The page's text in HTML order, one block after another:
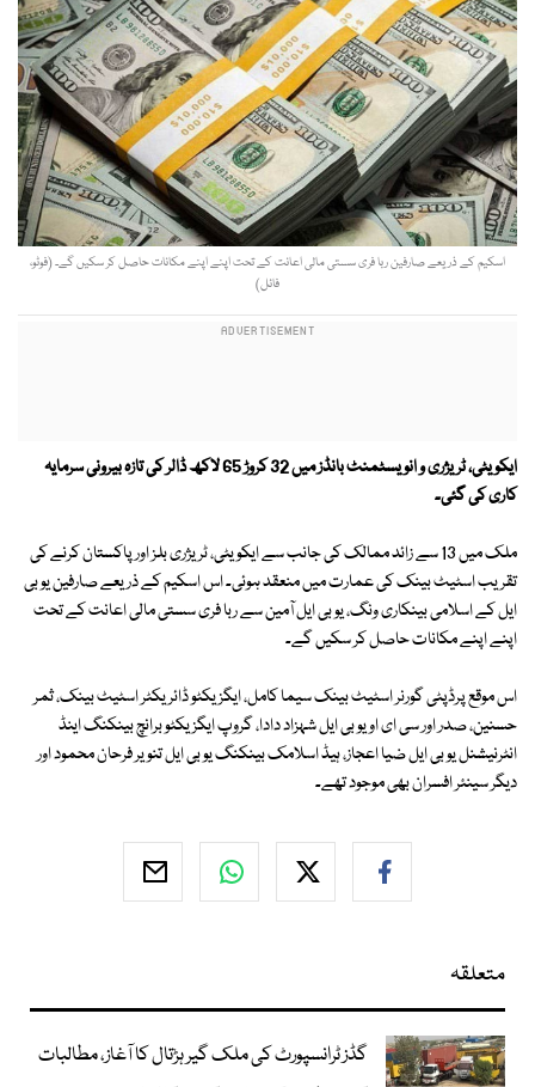
اسکیم کے ذریعے صارفین ربا فری سستی مالی اعانت کے تحت اپنے اپنے مکانات حاصل کر سکیں گے۔ (فوٹو،
فائل)
ایکویٹی، ٹریژری و انویسٹمنٹ بانڈز میں 32 کروڑ 65 لاکھ ڈالر کی تازہ بیرونی سرمایہ
کاری کی گئی۔
ملک میں 13 سے زائد ممالک کی جانب سے ایکویٹی، ٹریژری بلز اور پاکستان کرنے کی
تقریب اسٹیٹ بینک کی عمارت میں منعقد ہوئی۔ اس اسکیم کے ذریعے صارفین یو بی
ایل کے اسلامی بینکاری ونگ، یو بی ایل آمین سے ربا فری سستی مالی اعانت کے تحت
اپنے اپنے مکانات حاصل کر سکیں گے۔
اس موقع پرڈپٹی گورنر اسٹیٹ بینک سیما کامل، ایگزیکٹو ڈائریکٹر اسٹیٹ بینک، ثمر
حسنین، صدر اور سی ای او یو بی ایل شہزاد دادا، گروپ ایگزیکٹو برانچ بینکنگ اینڈ
انٹرنیشنل یو بی ایل ضیا اعجاز، ہیڈ اسلامک بینکنگ یو بی ایل تنویر فرحان محمود اور
دیگر سینئر افسران بھی موجود تھے۔
متعلقہ
گڈز ٹرانسپورٹ کی ملک گیر ہڑتال کا آغاز، مطالبات